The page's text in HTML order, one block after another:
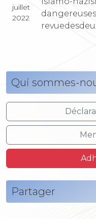
juillet
2022
dangereuses
Qui sommes-
Partager